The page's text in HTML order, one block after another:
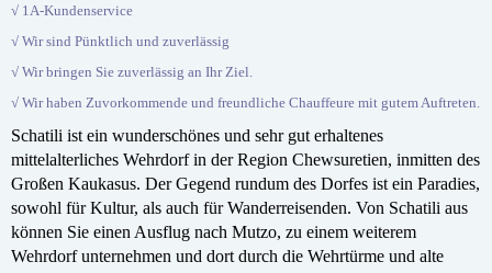
√ 1A-Kundenservice
√ Wir sind Pünktlich und zuverlässig
√ Wir bringen Sie zuverlässig an Ihr Ziel.
√ Wir haben Zuvorkommende und freundliche Chauffeure mit gutem Auftreten.
Schatili ist ein wunderschönes und sehr gut erhaltenes
mittelalterliches Wehrdorf in der Region Chewsuretien, inmitten des
Großen Kaukasus. Der Gegend rundum des Dorfes ist ein Paradies,
sowohl für Kultur, als auch für Wanderreisenden. Von Schatili aus
können Sie einen Ausflug nach Mutzo, zu einem weiterem
Wehrdorf unternehmen und dort durch die Wehrtürme und alte